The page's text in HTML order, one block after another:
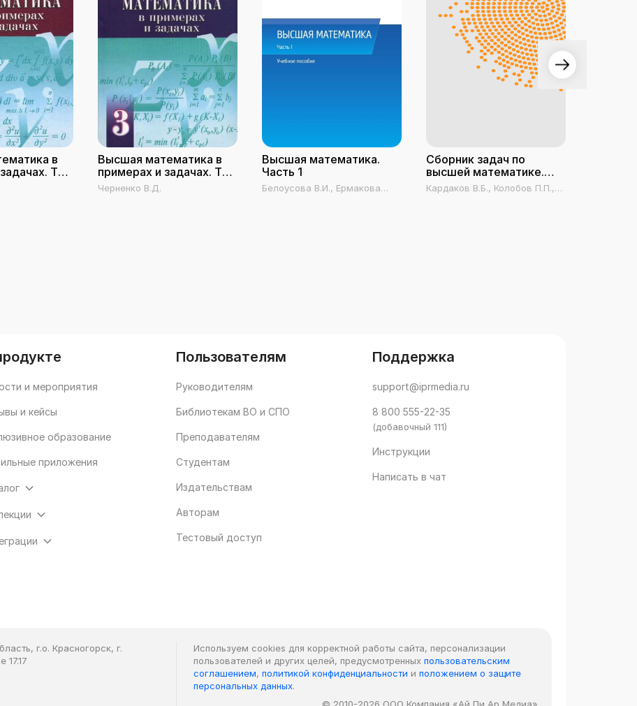
в
Том
Высшая математика в
примерах и задачах. Том
3
Черненко В.Д.
Высшая математика.
Часть 1
Белоусова В.И., Ермакова
Сборник задач по
высшей математике.
Часть 1
Кардаков В.Б., Колобов П.П.,
и мероприятия
и кейсы
образование
приложения
Пользователям
Руководителям
Библиотекам ВО и СПО
Преподавателям
Студентам
Издательствам
Авторам
Тестовый доступ
Поддержка
support@iprmedia.ru
8 800 555-22-35
(добавочный 111)
Инструкции
Написать в чат
г.о. Красногорск, г.
17.17
Используем cookies для корректной работы сайта, персонализации
пользователей и других целей, предусмотренных пользовательским
соглашением, политикой конфиденциальности и положением о защите
персональных данных.